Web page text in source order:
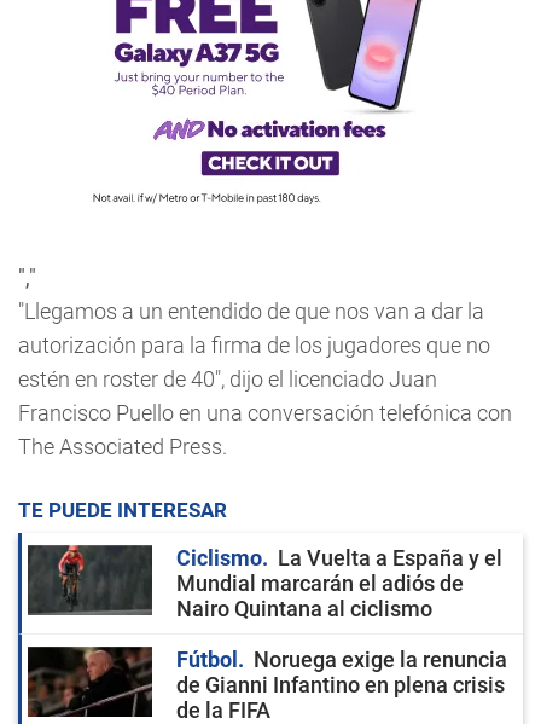
","
"Llegamos a un entendido de que nos van a dar la
autorización para la firma de los jugadores que no
estén en roster de 40", dijo el licenciado Juan
Francisco Puello en una conversación telefónica con
The Associated Press.
TE PUEDE INTERESAR
Ciclismo
La Vuelta a España y el
Mundial marcarán el adiós de
Nairo Quintana al ciclismo
Fútbol
Noruega exige la renuncia
de Gianni Infantino en plena crisis
de la FIFA